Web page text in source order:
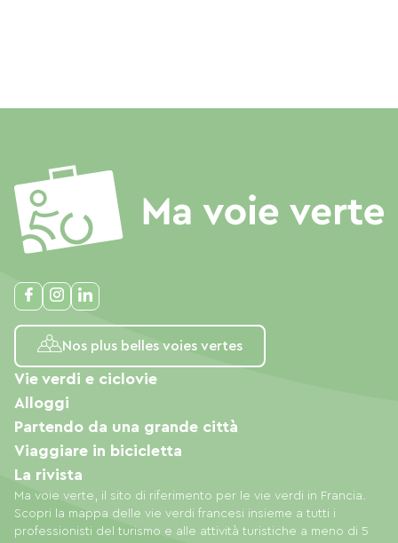
Nos plus belles voies vertes
Ma voie verte, il sito di riferimento per le vie verdi in Francia.
Scopri la mappa delle vie verdi francesi insieme a tutti i
professionisti del turismo e alle attività turistiche a meno di 5
Vie verdi e ciclovie
Alloggi
Partendo da una grande città
Viaggiare in bicicletta
La rivista